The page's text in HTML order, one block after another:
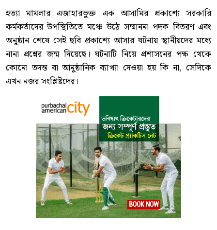
হত্যা মামলার এজাহারভুক্ত এক আসামির প্রকাশ্যে সরকারি
কর্মকর্তাদের উপস্থিতিতে মঞ্চে উঠে সম্মাননা পদক বিতরণ এবং
অনুষ্ঠান শেষে সেই ছবি প্রকাশ্যে আসার ঘটনায় স্থানীয়দের মধ্যে
নানা প্রশ্নের জন্ম দিয়েছে। ঘটনাটি নিয়ে প্রশাসনের পক্ষ থেকে
কোনো তদন্ত বা আনুষ্ঠানিক ব্যাখ্যা দেওয়া হয় কি না, সেদিকে
এখন নজর সংশ্লিষ্টদের।